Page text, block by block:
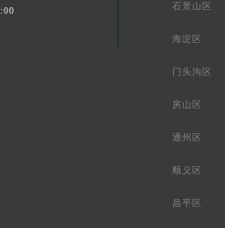
石景山区
海淀区
门头沟区
房山区
通州区
顺义区
昌平区